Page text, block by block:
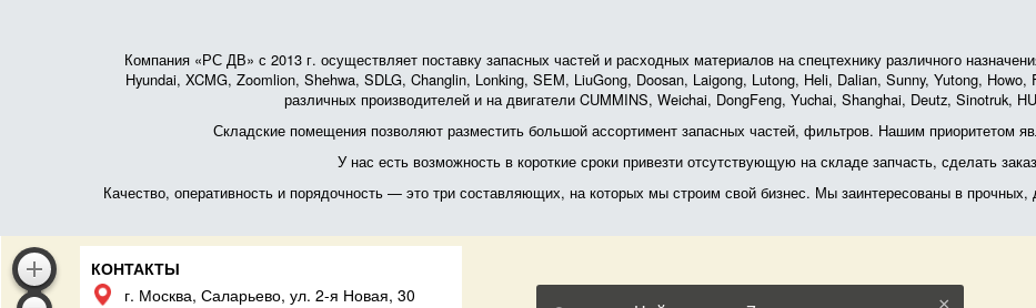
Компания «РС ДВ» с 2013 г. осуществляет поставку запасных частей и расходных материалов на спецтехнику различного
Hyundai, XCMG, Zoomlion, Shehwa, SDLG, Changlin, Lonking, SEM, LiuGong, Doosan, Laigong, Lutong, Heli, Dalian, Sunny, Yutong,
различных производителей и на двигатели CUMMINS, Weichai, DongFeng, Yuchai, Shanghai, Deutz, Sinotruk,
Складские помещения позволяют разместить большой ассортимент запасных частей, фильтров. Нашим приоритетом
У нас есть возможность в короткие сроки привезти отсутствующую на складе запчасть, сделать
Качество, оперативность и порядочность — это три составляющих, на которых мы строим свой бизнес. Мы заинтересованы в
КОНТАКТЫ
г. Москва, Саларьево, ул. 2-я Новая, 30